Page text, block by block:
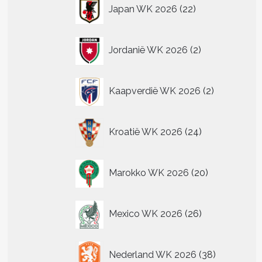
Japan WK 2026 22
producten
Jordanië WK 2026 2
producten
Kaapverdië WK 2026 2
producten
Kroatië WK 2026 24
producten
Marokko WK 2026 20
producten
Mexico WK 2026 26
producten
Nederland WK 2026 38